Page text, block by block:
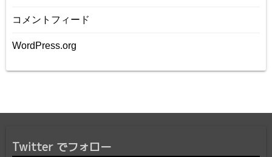
コメントフィード
WordPress.org
Twitter でフォロー